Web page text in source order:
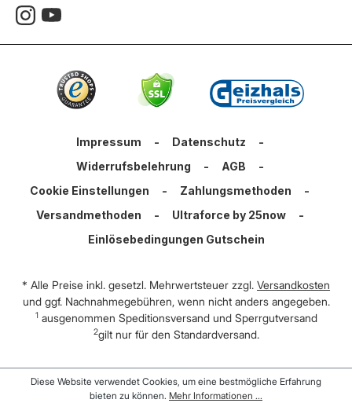
Impressum - Datenschutz
-
Widerrufsbelehrung
- AGB
-
Cookie Einstellungen
- Zahlungsmethoden
-
Versandmethoden
- Ultraforce by 25now
-
Einlösebedingungen Gutschein
* Alle Preise inkl. gesetzl. Mehrwertsteuer zzgl. Versandkosten
und ggf. Nachnahmegebühren, wenn nicht anders angegeben.
1 ausgenommen Speditionsversand und Sperrgutversand
2gilt nur für den Standardversand.
Diese Website verwendet Cookies, um eine bestmögliche Erfahrung
bieten zu können. Mehr Informationen ...